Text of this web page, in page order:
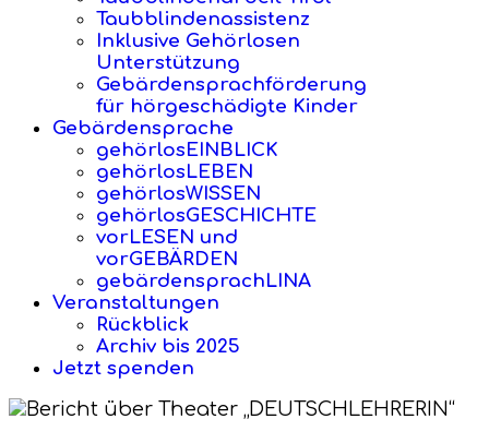
Taubblindenassistenz
Inklusive Gehörlosen
Unterstützung
Gebärdensprachförderung
für hörgeschädigte Kinder
Gebärdensprache
gehörlosEINBLICK
gehörlosLEBEN
gehörlosWISSEN
gehörlosGESCHICHTE
vorLESEN und
vorGEBÄRDEN
gebärdensprachLINA
Veranstaltungen
Rückblick
Archiv bis 2025
Jetzt spenden